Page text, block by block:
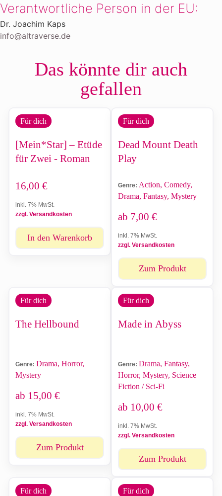
Verantwortliche Person in der EU:
Dr. Joachim Kaps
info@altraverse.de
Das könnte dir auch
gefallen
Für dich
[Mein*Star] – Etüde
für Zwei - Roman
16,00 €
inkl. 7% MwSt.
zzgl. Versandkosten
In den Warenkorb
Für dich
Dead Mount Death
Play
Genre: Action, Comedy,
Drama, Fantasy, Mystery
ab 7,00 €
inkl. 7% MwSt.
zzgl. Versandkosten
Zum Produkt
Für dich
The Hellbound
Genre: Drama, Horror,
Mystery
ab 15,00 €
inkl. 7% MwSt.
zzgl. Versandkosten
Zum Produkt
Für dich
Made in Abyss
Genre: Drama, Fantasy,
Horror, Mystery, Science
Fiction / Sci-Fi
ab 10,00 €
inkl. 7% MwSt.
zzgl. Versandkosten
Zum Produkt
Für dich Für dich